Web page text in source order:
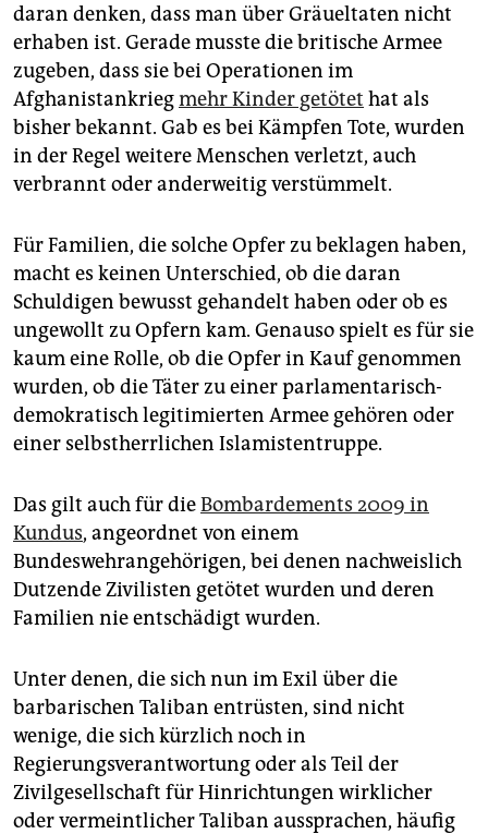
daran denken, dass man über Gräueltaten nicht
erhaben ist. Gerade musste die britische Armee
zugeben, dass sie bei Operationen im
Afghanistankriegmehr Kinder getötet hat als
bisher bekannt. Gab es bei Kämpfen Tote, wurden
in der Regel weitere Menschen verletzt, auch
verbrannt oder anderweitig verstümmelt.
Für Familien, die solche Opfer zu beklagen haben,
macht es keinen Unterschied, ob die daran
Schuldigen bewusst gehandelt haben oder ob es
ungewollt zu Opfern kam. Genauso spielt es für sie
kaum eine Rolle, ob die Opfer in Kauf genommen
wurden, ob die Täter zu einer parlamentarisch-
demokratisch legitimierten Armee gehören oder
einer selbstherrlichen Islamistentruppe.
Das gilt auch für dieBombardements 2009 in
Kundus, angeordnet von einem
Bundeswehrangehörigen, bei denen nachweislich
Dutzende Zivilisten getötet wurden und deren
Familien nie entschädigt wurden.
Unter denen, die sich nun im Exil über die
barbarischen Taliban entrüsten, sind nicht
wenige, die sich kürzlich noch in
Regierungsverantwortung oder als Teil der
Zivilgesellschaft für Hinrichtungen wirklicher
oder vermeintlicher Taliban aussprachen, häufig